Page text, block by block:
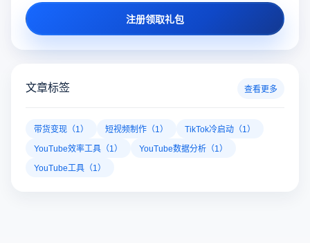
注册领取礼包
文章标签 查看更多
带货变现（1） 短视频制作（1）
TikTok冷启动（1）
YouTube效率工具（1）
YouTube数据分析（1）
YouTube工具（1）